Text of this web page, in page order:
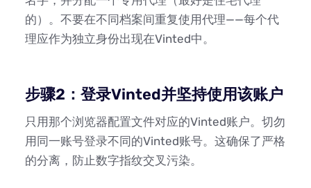
的）。不要在不同档案间重复使用代理——每个代
理应作为独立身份出现在Vinted中。
步骤2：登录Vinted并坚持使用该账户
只用那个浏览器配置文件对应的Vinted账户。切勿
用同一账号登录不同的Vinted账号。这确保了严格
的分离，防止数字指纹交叉污染。